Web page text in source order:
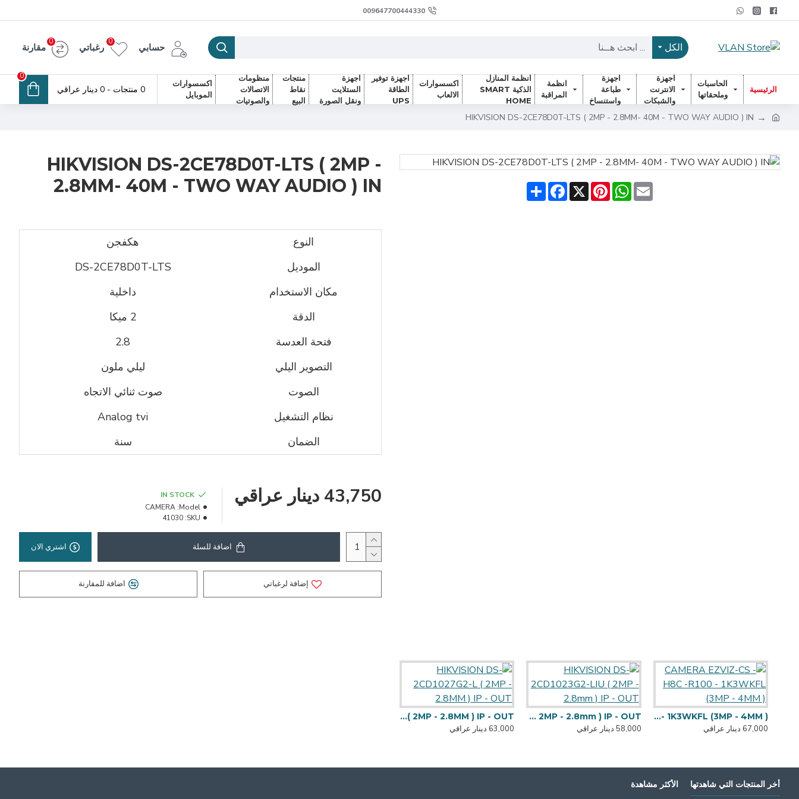
009647700444330
الكل حسابي رغباتي
0
مقارنة
0
الرئيسية
الحاسبات
وملحقاتها
اجهزة
الانترنت
والشبكات
اجهزة
طباعة
واستنساخ
انظمة
المراقبة
انظمة المنازل
الذكية SMART
HOME
اكسسوارات
الالعاب
اجهزة توفير
الطاقة
UPS
اجهزة
الستلايت
ونقل الصورة
منتجات
نقاط
البيع
منظومات
الاتصالات
والصوتيات
اكسسوارات
الموبايل
0 منتجات - 0 دينار عراقي
0
HIKVISION DS-2CE78D0T-LTS ( 2MP - 2.8MM- 40M - TWO WAY AUDIO ) IN
Share
Facebook X
Pinterest
WhatsAppEmail
HIKVISION DS-2CE78D0T-LTS ( 2MP -
2.8MM- 40M - TWO WAY AUDIO ) IN
النوع
هكفجن
الموديل
DS-2CE78D0T-LTS
مكان الاستخدام
داخلية
الدقة
2 ميكا
فتحة العدسة
2.8
التصوير اليلي
ليلي ملون
الصوت
صوت ثنائي الاتجاه
نظام التشغيل
Analog tvi
الضمان
سنة
43,750 دينار عراقي
IN STOCK
Model:
CAMERA
SKU:
41030
اضافة للسلة اشتري الان
إضافة لرغباتي اضافة للمقارنة
CAMERA EZVIZ-CS - H8C -R100 - 1K3WKFL (3MP - 4MM )
67,000 دينار عراقي
HIKVISION DS-2CD1023G2-LIU ( 2MP - 2.8mm ) IP - OUT
58,000 دينار عراقي
HIKVISION DS-2CD1027G2-L ( 2MP - 2.8MM ) IP - OUT
63,000 دينار عراقي
أخر المنتجات التي شاهدتها الأكثر مشاهدة